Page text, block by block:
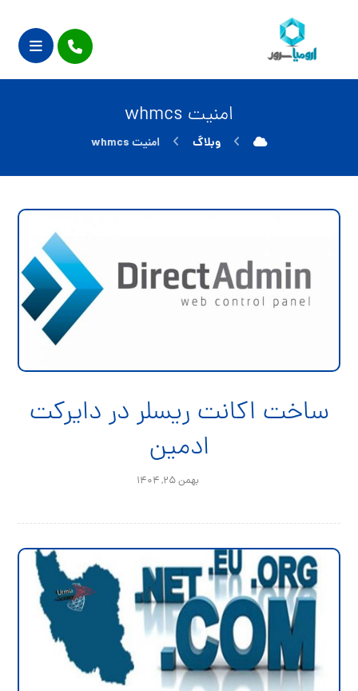
امنیت whmcs
وبلاگ امنیت whmcs
ساخت اکانت ریسلر در دایرکت
ادمین
بهمن ۲۵, ۱۴۰۴